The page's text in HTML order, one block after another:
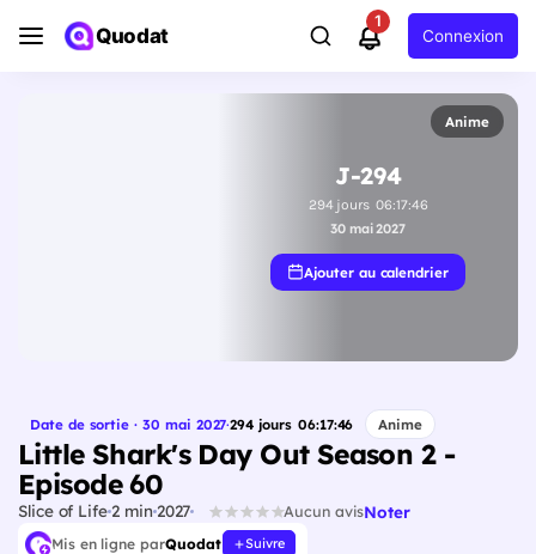
Quodat
1
Connexion
Anime
J-294
294jours 06:17:45
30 mai 2027
Ajouter au calendrier
Date de sortie · 30 mai 2027·294 jours 06:17:45 Anime
Little Shark's Day Out Season 2 -
Episode 60
Slice of Life 2 min 2027 Aucun avisNoter
Mis en ligne parQuodat Suivre